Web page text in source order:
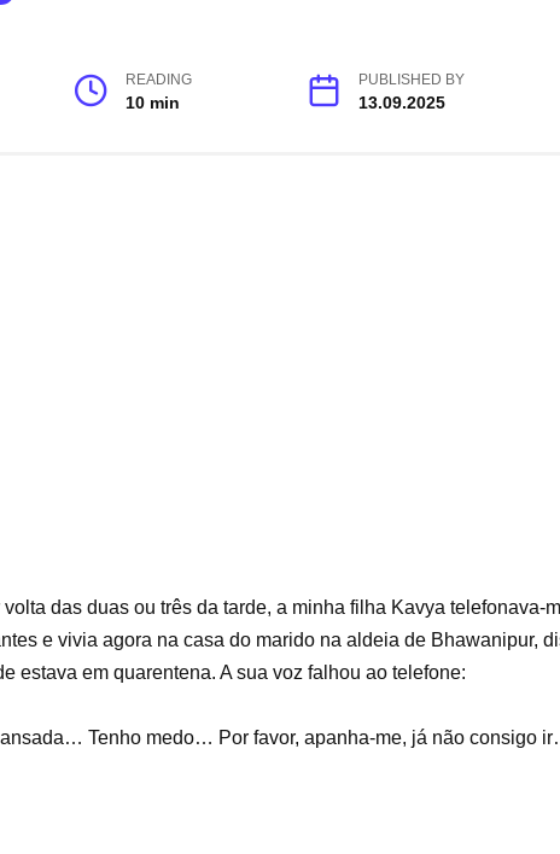
READING
10 min
PUBLISHED BY
13.09.2025
das duas ou três da tarde, a minha filha Kavya telefonava-
e vivia agora na casa do marido na aldeia de Bhawanipur,
estava em quarentena. A sua voz falhou ao telefone:
Tenho medo… Por favor, apanha-me, já não consigo